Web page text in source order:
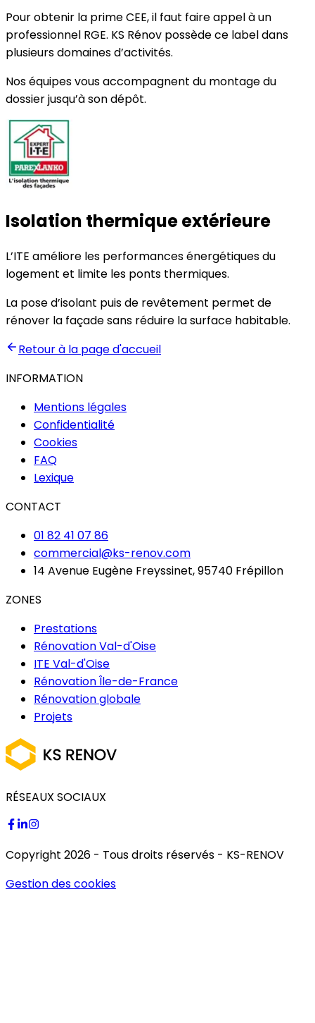
Pour obtenir la prime CEE, il faut faire appel à un
professionnel RGE. KS Rénov possède ce label dans
plusieurs domaines d’activités.
Nos équipes vous accompagnent du montage du
dossier jusqu’à son dépôt.
Isolation thermique extérieure
L’ITE améliore les performances énergétiques du
logement et limite les ponts thermiques.
La pose d’isolant puis de revêtement permet de
rénover la façade sans réduire la surface habitable.
Retour à la page d'accueil
INFORMATION
Mentions légales
Confidentialité
Cookies
FAQ
Lexique
CONTACT
01 82 41 07 86
commercial@ks-renov.com
14 Avenue Eugène Freyssinet, 95740 Frépillon
ZONES
Prestations
Rénovation Val-d'Oise
ITE Val-d'Oise
Rénovation Île-de-France
Rénovation globale
Projets
RÉSEAUX SOCIAUX
Copyright 2026 - Tous droits réservés - KS-RENOV
Gestion des cookies